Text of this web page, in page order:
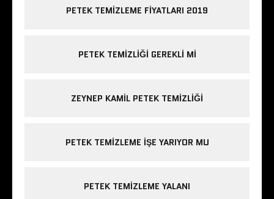
PETEK TEMIZLEME FIYATLARI 2019
PETEK TEMIZLIĞI GEREKLI MI
ZEYNEP KAMIL PETEK TEMIZLIĞI
PETEK TEMIZLEME IŞE YARIYOR MU
PETEK TEMIZLEME YALANI